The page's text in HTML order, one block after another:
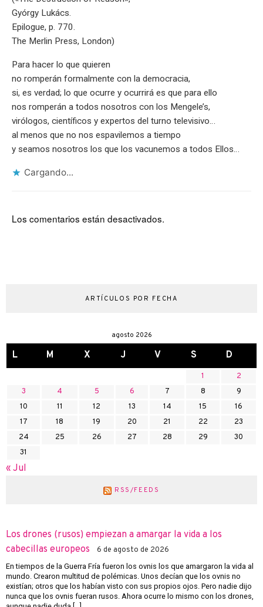
Gyórgy Lukács.
Epilogue, p. 770.
The Merlin Press, London)
Para hacer lo que quieren
no romperán formalmente con la democracia,
si, es verdad; lo que ocurre y ocurrirá es que para ello
nos romperán a todos nosotros con los Mengele’s,
virólogos, científicos y expertos del turno televisivo…
al menos que no nos espavilemos a tiempo
y seamos nosotros los que los vacunemos a todos Ellos…
Cargando...
Los comentarios están desactivados.
ARTÍCULOS POR FECHA
agosto 2026
L M X J V S D
1
2
3
4 5 6 7 8
9
10
11 12 13 14 15
16
17
18 19 20 21 22
23
24
25 26 27 28 29
30
31
« Jul
RSS/FEEDS
Los drones (rusos) empiezan a amargar la vida a los
cabecillas europeos
6 de agosto de 2026
En tiempos de la Guerra Fría fueron los ovnis los que amargaron la vida al
mundo. Crearon multitud de polémicas. Unos decían que los ovnis no
existían; otros que los habían visto con sus propios ojos. Pero nadie dijo
nunca que los ovnis fueran rusos. Ahora ocurre lo mismo con los drones,